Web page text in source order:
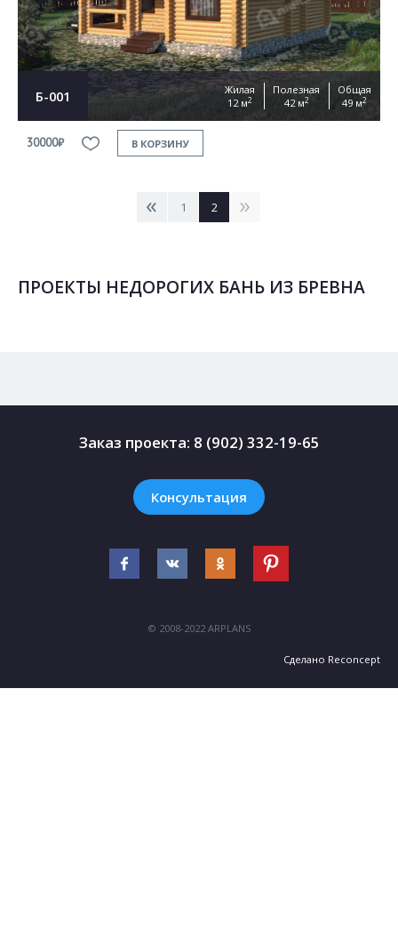
Б-001
Жилая
12 м2
Полезная
42 м2
Общая
49 м2
30000₽ В КОРЗИНУ
< 1 2 >
ПРОЕКТЫ НЕДОРОГИХ БАНЬ ИЗ БРЕВНА
Заказ проекта: 8 (902) 332-19-65
Консультация
© 2008-2022 ARPLANS
Сделано Reconcept